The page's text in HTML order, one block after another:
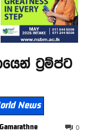
ට්‍රම්ප්ට
News
0